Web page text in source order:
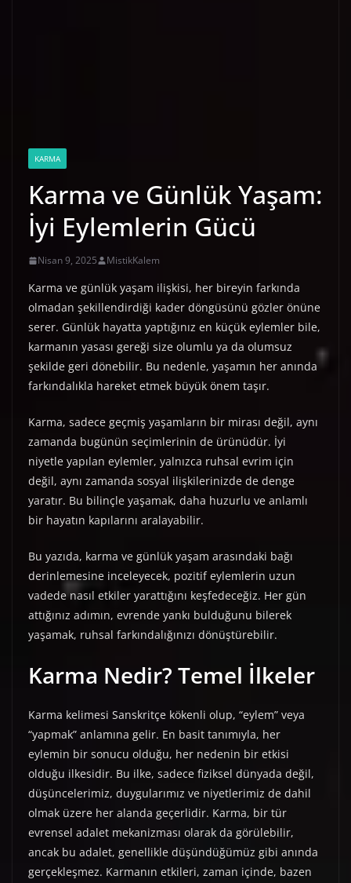
KARMA
Karma ve Günlük Yaşam:
İyi Eylemlerin Gücü
Nisan 9, 2025 MistikKalem
Karma ve günlük yaşam ilişkisi, her bireyin farkında
olmadan şekillendirdiği kader döngüsünü gözler önüne
serer. Günlük hayatta yaptığınız en küçük eylemler bile,
karmanın yasası gereği size olumlu ya da olumsuz
şekilde geri dönebilir. Bu nedenle, yaşamın her anında
farkındalıkla hareket etmek büyük önem taşır.
Karma, sadece geçmiş yaşamların bir mirası değil, aynı
zamanda bugünün seçimlerinin de ürünüdür. İyi
niyetle yapılan eylemler, yalnızca ruhsal evrim için
değil, aynı zamanda sosyal ilişkilerinizde de denge
yaratır. Bu bilinçle yaşamak, daha huzurlu ve anlamlı
bir hayatın kapılarını aralayabilir.
Bu yazıda, karma ve günlük yaşam arasındaki bağı
derinlemesine inceleyecek, pozitif eylemlerin uzun
vadede nasıl etkiler yarattığını keşfedeceğiz. Her gün
attığınız adımın, evrende yankı bulduğunu bilerek
yaşamak, ruhsal farkındalığınızı dönüştürebilir.
Karma Nedir? Temel İlkeler
Karma kelimesi Sanskritçe kökenli olup, “eylem” veya
“yapmak” anlamına gelir. En basit tanımıyla, her
eylemin bir sonucu olduğu, her nedenin bir etkisi
olduğu ilkesidir. Bu ilke, sadece fiziksel dünyada değil,
düşüncelerimiz, duygularımız ve niyetlerimiz de dahil
olmak üzere her alanda geçerlidir. Karma, bir tür
evrensel adalet mekanizması olarak da görülebilir,
ancak bu adalet, genellikle düşündüğümüz gibi anında
gerçekleşmez. Karmanın etkileri, zaman içinde, bazen